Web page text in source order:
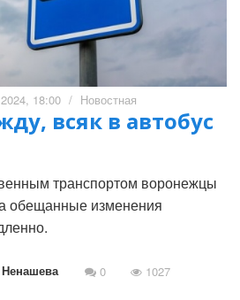
18:00 / Новостная
всяк в автобус
транспортом воронежцы
обещанные изменения
0 1027